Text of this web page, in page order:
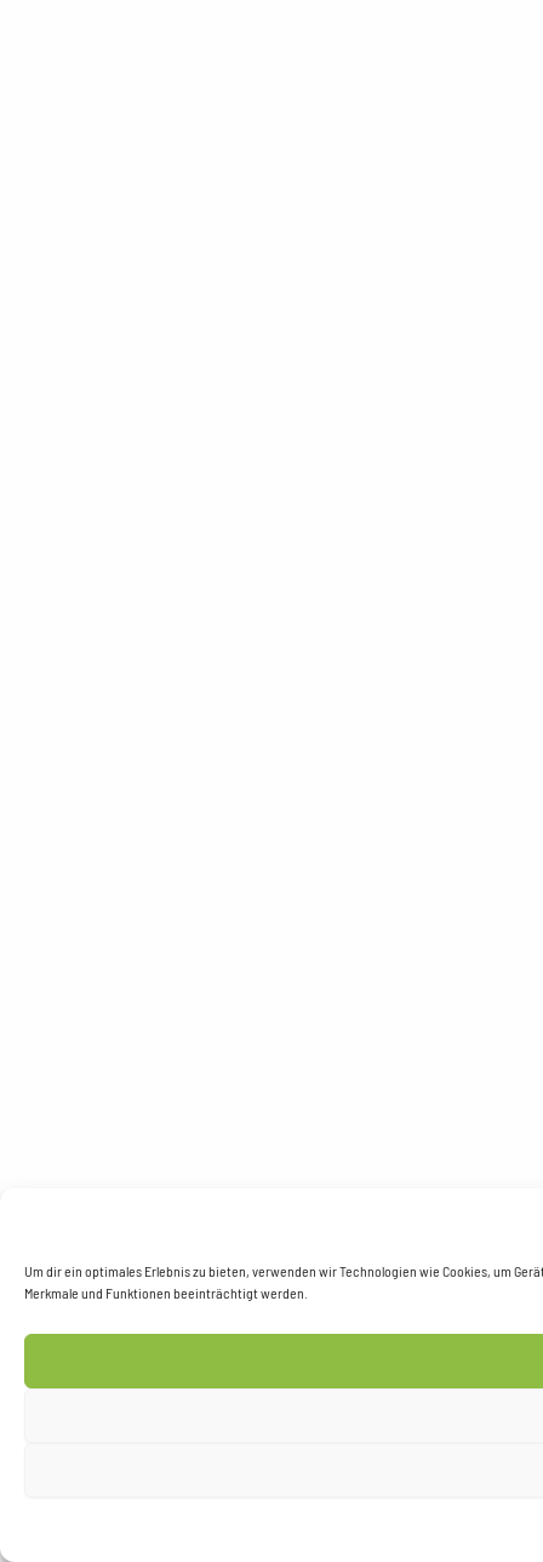
Um dir ein optimales Erlebnis zu bieten, verwenden wir Technologien wie Cookies, um
Merkmale und Funktionen beeinträchtigt werden.